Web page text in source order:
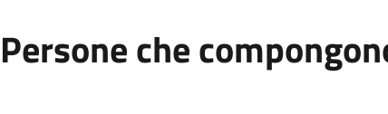
Persone che